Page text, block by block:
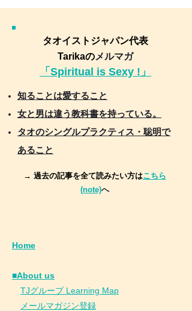
タオイストジャパン代表
Tarikaのメルマガ
「Spiritual is Sexy !」
知ることは愛すること
女と男は違う教科書を持っている。
タオのシングルプラクティス・聡明で
あること
→ 過去の記事を全て読みたい方はこちら
(note)へ
Home
■About us
TJグループ Learning Map
メールマガジン登録